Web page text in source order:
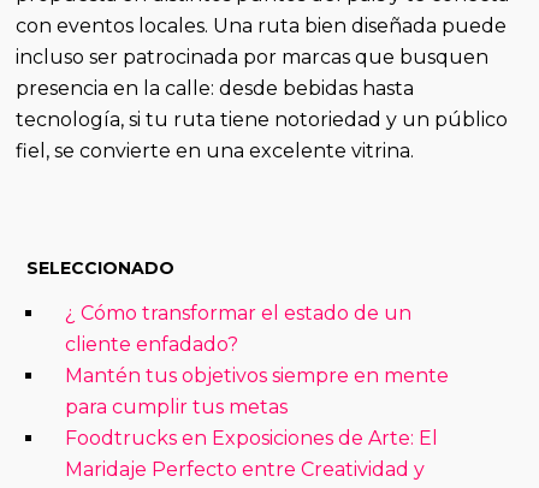
con eventos locales. Una ruta bien diseñada puede
incluso ser patrocinada por marcas que busquen
presencia en la calle: desde bebidas hasta
tecnología, si tu ruta tiene notoriedad y un público
fiel, se convierte en una excelente vitrina.
SELECCIONADO
¿ Cómo transformar el estado de un
cliente enfadado?
Mantén tus objetivos siempre en mente
para cumplir tus metas
Foodtrucks en Exposiciones de Arte: El
Maridaje Perfecto entre Creatividad y